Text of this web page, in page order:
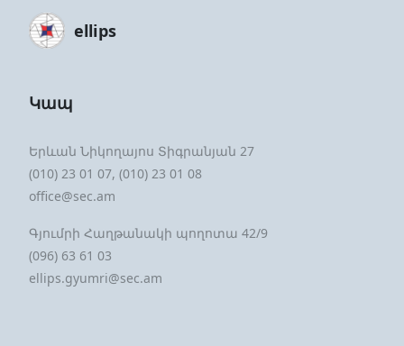
ellips
Կապ
Երևան Նիկողայոս Տիգրանյան 27
(010) 23 01 07, (010) 23 01 08
office@sec.am
Գյումրի Հաղթանակի պողոտա 42/9
(096) 63 61 03
ellips.gyumri@sec.am